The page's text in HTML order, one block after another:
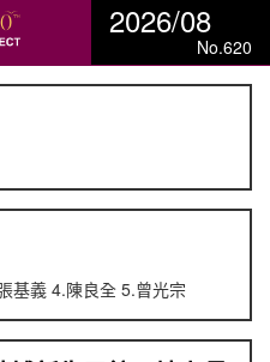
2026/08
No.620
基義 4.陳良全 5.曾光宗